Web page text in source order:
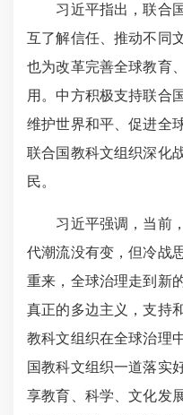
习近平指出，联合国
互了解信任、推动不同
也为改革完善全球教育
用。中方积极支持联合
维护世界和平、促进全
联合国教科文组织深化
民。
习近平强调，当前，
代潮流没有变，但冷战
重来，全球治理走到新
真正的多边主义，支持
教科文组织在全球治理
国教科文组织一道落实
享教育、科学、文化发